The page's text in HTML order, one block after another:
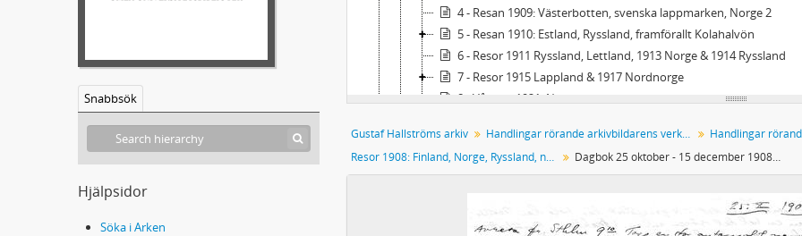
Snabbsök
Hjälpsidor
Söka i Arken
4 - Resan 1909: Västerbotten, svenska lappmarken, Norge 2
5 - Resan 1910: Estland, Ryssland, framförallt Kolahalvön
6 - Resor 1911 Ryssland, Lettland, 1913 Norge & 1914 Ryssland
7 - Resor 1915 Lappland & 1917 Nordnorge
8 - Vårresa 1921: Norrbotten
10 - Resa på kontinenten 1922: Frankrike, Italien & Spanien
11 - Resor 1923: Värmland, Hälsingland, Medelpad,
12 - Resor 1924: Jämtland, Härjedalen, Ångermanland,
13 - Resan 1925: Kiruna - Nordfinland - finska Ishavskusten -
14 - Resor 1926: Rekognosceringsfärd med bil över Ålands hav
Gustaf Hallströms arkiv Handlingar rörande arkivbildarens verksamhet
Handlingar
Resor 1908: Finland, Norge, Ryssland, norra Jämtland
Dagbok 25 oktober - 15 december 1908 (handskrift)